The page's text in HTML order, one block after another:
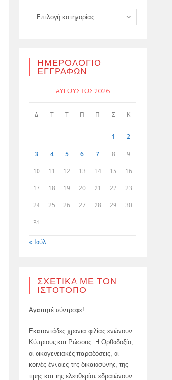
Kατηγορίες
Επιλογή κατηγορίας
ΗΜΕΡΟΛΌΓΙΟ
ΕΓΓΡΑΦΏΝ
ΑΎΓΟΥΣΤΟΣ 2026
Δ Τ Τ Π Π Σ Κ
1 2
3 4 5 6 7 8 9
10 11 12 13 14 15 16
17 18 19 20 21 22 23
24 25 26 27 28 29 30
31
« Ιούλ
ΣΧΕΤΙΚΆ ΜΕ ΤΟΝ
ΙΣΤΌΤΟΠΟ
Αγαπητέ σύντροφε!
Εκατοντάδες χρόνια φιλίας ενώνουν
Κύπριους και Ρώσους. Η Ορθοδοξία,
οι οικογενειακές παραδόσεις, οι
κοινές έννοιες της δικαιοσύνης, της
τιμής και της ελευθερίας εδραιώνουν